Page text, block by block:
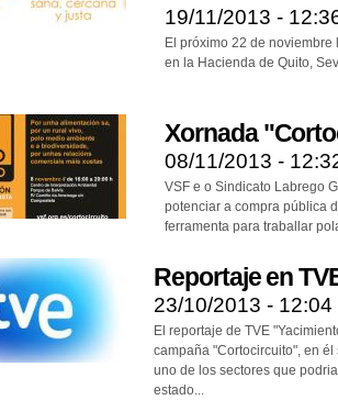
19/11/2013 -
El próximo 22 de
en la Hacienda de Quito,
Xornada
08/11/2013 -
VSF e o Sindicato Labrego
potenciar a compra pública
ferramenta para traballar
Reportaje en
23/10/2013 - 12:04
El reportaje de TVE
campaña "Cortocircuito", en
uno de los sectores que
estado...